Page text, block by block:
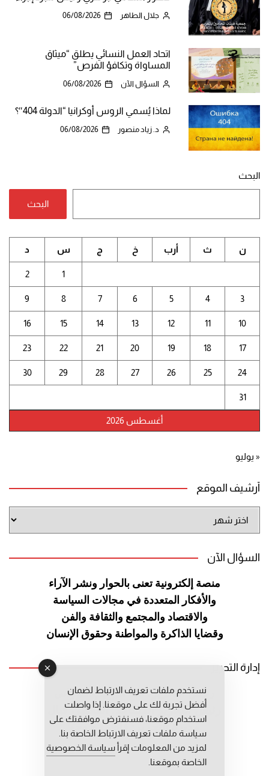
جلال الطاهر 06/08/2026
اتحاد العمل النسائي يطلق “ميثاق
المساواة وتكافؤ الفرص”
السؤال الآن 06/08/2026
لماذا يُسمي الروس أوكرانيا “الدولة 404″؟
د. زياد منصور 06/08/2026
البحث
البحث
أغسطس 2026
ن ث أرب خ ج س د
1
2
3
4
5
6
7
8
9
10
11
12
13
14
15
16
17
18
19
20
21
22
23
24
25
26
27
28
29
30
31
« يوليو
أرشيف الموقع
الموقع
السؤال الآن
منصة إلكترونية تعنى بالحوار ونشر الآراء
والأفكار المتعددة في مجالات السياسة
والاقتصاد والمجتمع والثقافة والفن
وقضايا الذاكرة والمواطنة وحقوق الإنسان
إدارة التحرير
رئيس التحرير: عبد الرحيم التوراني
رئيس التحرير المساعد: المعطي قبال
مديرة التحرير: فاطمة حوحو
نستخدم ملفات تعريف الارتباط لضمان
أفضل تجربة لك على موقعنا. إذا واصلت
استخدام موقعنا، فسنفترض موافقتك على
سياسة ملفات تعريف الارتباط الخاصة بنا.
لمزيد من المعلومات إقرأ سياسة الخصوصية
الخاصة بموقعنا.